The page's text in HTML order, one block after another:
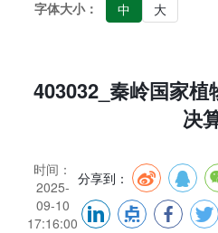
字体大小： 中 大
403032_秦岭国家植
决
时间：
2025-
09-10
17:16:00
分享到：